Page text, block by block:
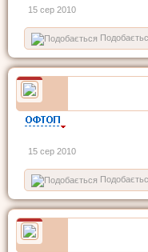
15 сер 2010
15 сер 2010